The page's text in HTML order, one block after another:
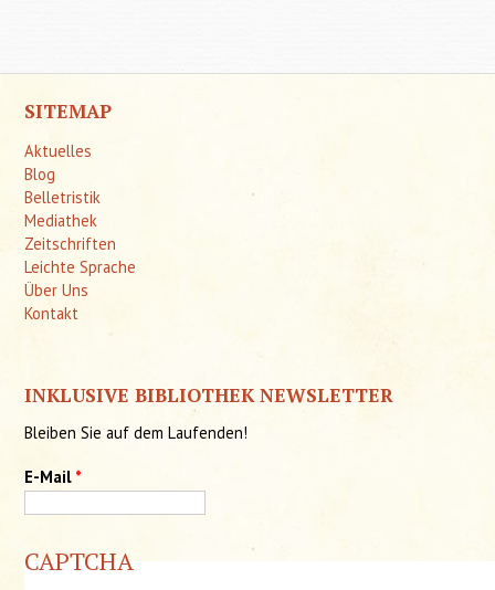
SITEMAP
Aktuelles
Blog
Belletristik
Mediathek
Zeitschriften
Leichte Sprache
Über Uns
Kontakt
INKLUSIVE BIBLIOTHEK NEWSLETTER
Bleiben Sie auf dem Laufenden!
E-Mail *
CAPTCHA